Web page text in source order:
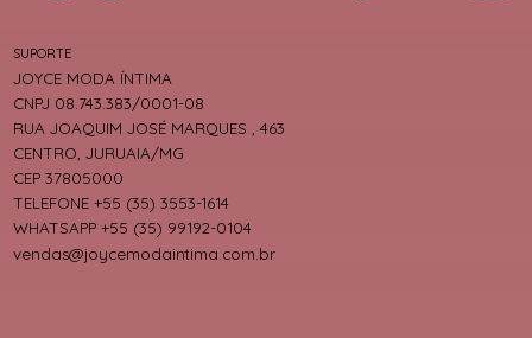
SUPORTE
JOYCE MODA ÍNTIMA
CNPJ 08.743.383/0001-08
RUA JOAQUIM JOSÉ MARQUES , 463
CENTRO, JURUAIA/MG
CEP 37805000
TELEFONE +55 (35) 3553-1614
WHATSAPP +55 (35) 99192-0104
vendas@joycemodaintima.com.br